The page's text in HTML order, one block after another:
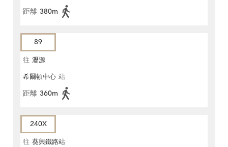
距離 380m
89
往 瀝源
希爾頓中心 站
距離 360m
240X
往 葵興鐵路站